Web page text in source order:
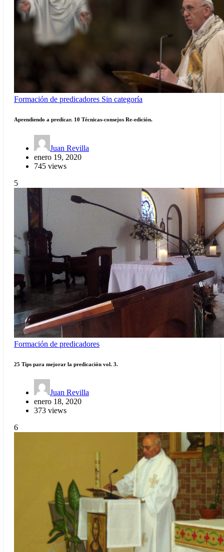
Formación de predicadores Sin categoría
Aprendiendo a predicar. 10 Técnicas-consejos Re-edición.
Juan Revilla
enero 19, 2020
745 views
5
Formación de predicadores
25 Tips para mejorar la predicación vol. 3.
Juan Revilla
enero 18, 2020
373 views
6